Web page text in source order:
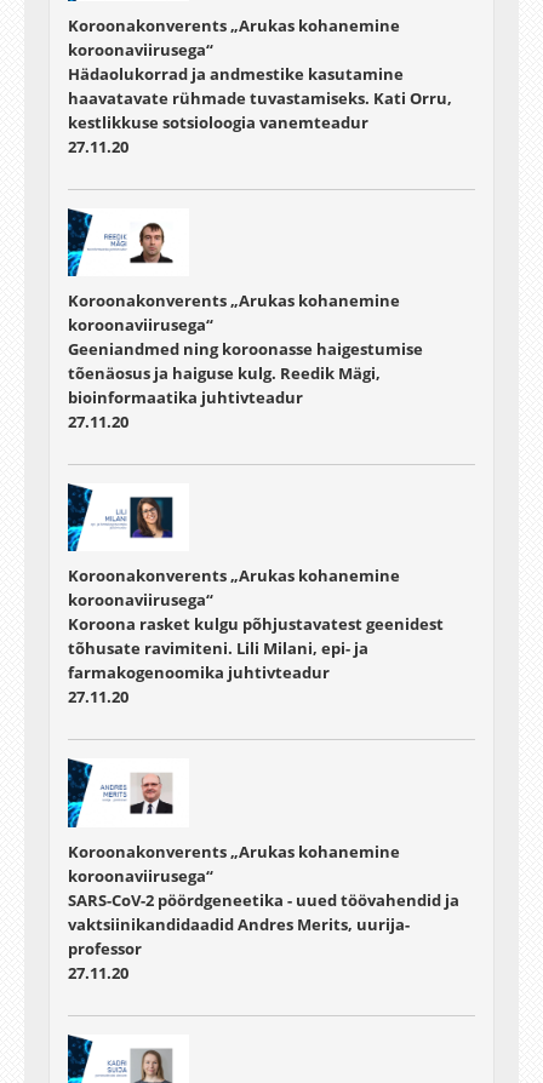
Koroonakonverents „Arukas kohanemine
koroonaviirusega“
Hädaolukorrad ja andmestike kasutamine
haavatavate rühmade tuvastamiseks. Kati Orru,
kestlikkuse sotsioloogia vanemteadur
27.11.20
Koroonakonverents „Arukas kohanemine
koroonaviirusega“
Geeniandmed ning koroonasse haigestumise
tõenäosus ja haiguse kulg. Reedik Mägi,
bioinformaatika juhtivteadur
27.11.20
Koroonakonverents „Arukas kohanemine
koroonaviirusega“
Koroona rasket kulgu põhjustavatest geenidest
tõhusate ravimiteni. Lili Milani, epi- ja
farmakogenoomika juhtivteadur
27.11.20
Koroonakonverents „Arukas kohanemine
koroonaviirusega“
SARS-CoV-2 pöördgeneetika - uued töövahendid ja
vaktsiinikandidaadid Andres Merits, uurija-
professor
27.11.20